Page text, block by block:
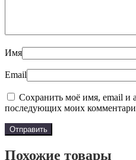
Имя
Email
Сохранить моё имя, email и
последующих моих
Похожие товары